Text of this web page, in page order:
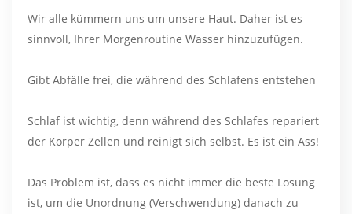
Wir alle kümmern uns um unsere Haut. Daher ist es
sinnvoll, Ihrer Morgenroutine Wasser hinzuzufügen.
Gibt Abfälle frei, die während des Schlafens entstehen
Schlaf ist wichtig, denn während des Schlafes repariert
der Körper Zellen und reinigt sich selbst. Es ist ein Ass!
Das Problem ist, dass es nicht immer die beste Lösung
ist, um die Unordnung (Verschwendung) danach zu